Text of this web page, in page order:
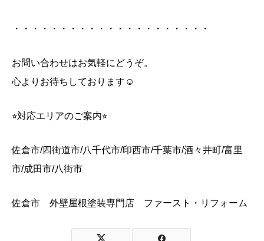
・・・・・・・・・・・・・・・・・・・・・
お問い合わせはお気軽にどうぞ。
心よりお待ちしております☺️
⭐︎対応エリアのご案内⭐︎
佐倉市/四街道市/八千代市/印西市/千葉市/酒々井町/富里
市/成田市/八街市
佐倉市 外壁屋根塗装専門店 ファースト・リフォーム